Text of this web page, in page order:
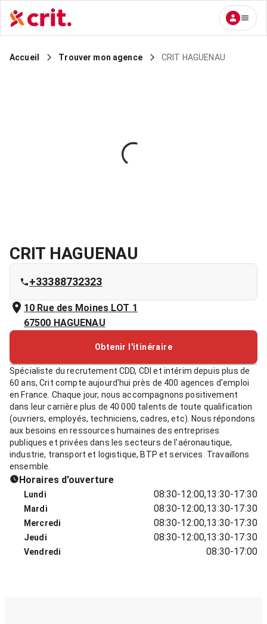
Accueil Trouver mon agence CRIT HAGUENAU
CRIT HAGUENAU
+33388732323
10 Rue des Moines LOT 1
67500 HAGUENAU
Obtenir l'itinéraire
Spécialiste du recrutement CDD, CDI et intérim depuis plus de
60 ans, Crit compte aujourd'hui près de 400 agences d'emploi
en France. Chaque jour, nous accompagnons positivement
dans leur carrière plus de 40 000 talents de toute qualification
(ouvriers, employés, techniciens, cadres, etc). Nous répondons
aux besoins en ressources humaines des entreprises
publiques et privées dans les secteurs de l'aéronautique,
industrie, transport et logistique, BTP et services. Travaillons
ensemble.
Horaires d'ouverture
Lundi 08:30-12:00,13:30-17:30
Mardi 08:30-12:00,13:30-17:30
Mercredi 08:30-12:00,13:30-17:30
Jeudi 08:30-12:00,13:30-17:30
Vendredi 08:30-17:00